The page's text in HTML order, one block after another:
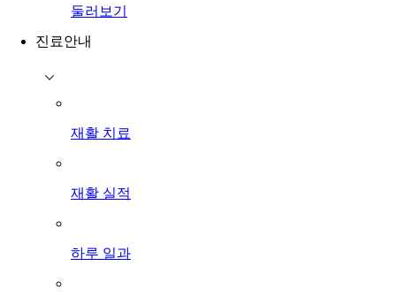
둘러보기
진료안내
재활 치료
재활 실적
하루 일과